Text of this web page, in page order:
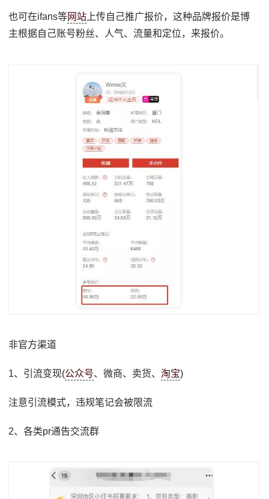
也可在ifans等网站 上传自己推广报价，这种品牌报价是博
主根据自己账号粉丝、人气、流量和定位，来报价。
非官方渠道
1、引流变现(公众号、微商、卖货、淘宝)
注意引流模式，违规笔记会被限流
2、各类pr通告交流群